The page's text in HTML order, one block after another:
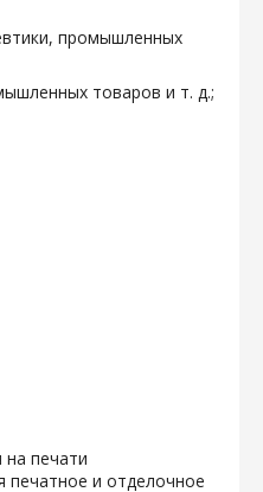
промышленных
товаров и т. д.;
на печати
печатное и отделочное